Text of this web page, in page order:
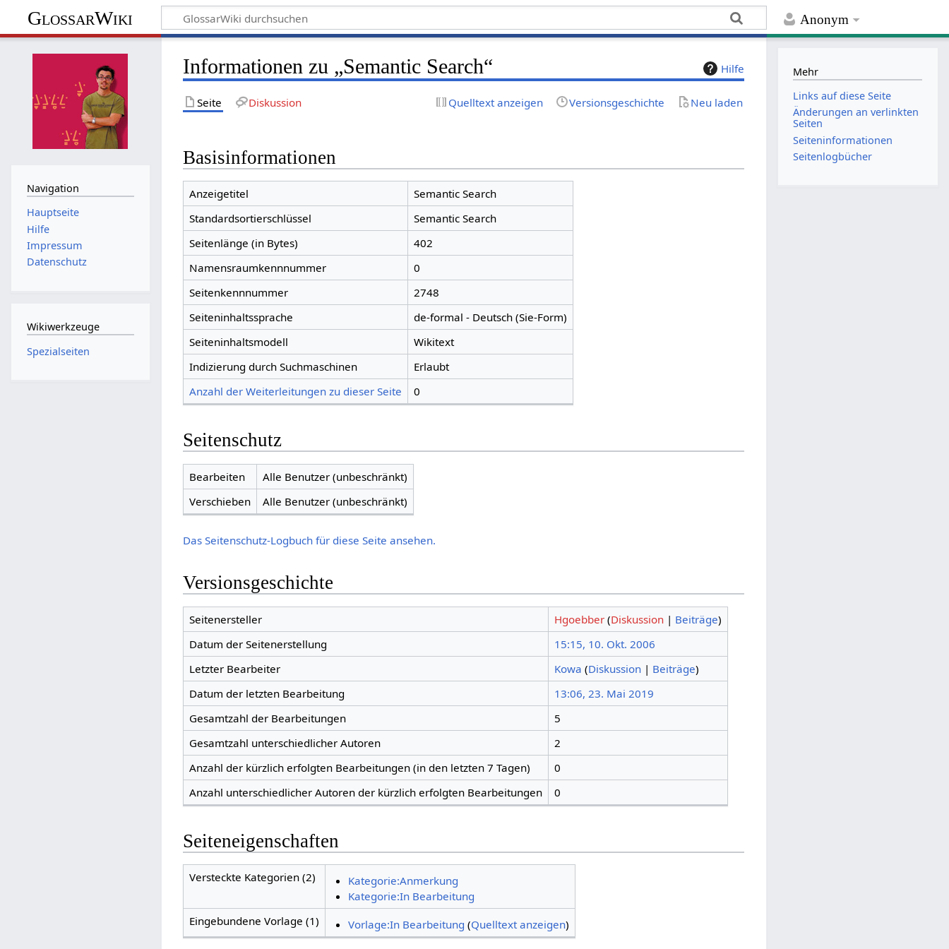
Anonym
GlossarWiki
Hilfe
Informationen zu „Semantic Search“
Seite Diskussion Quelltext anzeigen Versionsgeschichte Neu laden
Basisinformationen
Anzeigetitel
Semantic Search
Standardsortierschlüssel
Semantic Search
Seitenlänge (in Bytes)
402
Namensraumkennnummer
0
Seitenkennnummer
2748
Seiteninhaltssprache
de-formal - Deutsch (Sie-Form)
Seiteninhaltsmodell
Wikitext
Indizierung durch Suchmaschinen
Erlaubt
Anzahl der Weiterleitungen zu dieser Seite
0
Seitenschutz
Bearbeiten
Alle Benutzer (unbeschränkt)
Verschieben
Alle Benutzer (unbeschränkt)
Das Seitenschutz-Logbuch für diese Seite ansehen.
Versionsgeschichte
Seitenersteller Hgoebber (Diskussion| Beiträge)
Datum der Seitenerstellung
15:15, 10. Okt. 2006
Letzter Bearbeiter
Kowa (Diskussion| Beiträge)
Datum der letzten Bearbeitung
13:06, 23. Mai 2019
Gesamtzahl der Bearbeitungen
5
Gesamtzahl unterschiedlicher Autoren
2
Anzahl der kürzlich erfolgten Bearbeitungen (in den letzten 7 Tagen)
0
Anzahl unterschiedlicher Autoren der kürzlich erfolgten Bearbeitungen
0
Seiteneigenschaften
Versteckte Kategorien (2)
Kategorie:Anmerkung
Kategorie:In Bearbeitung
Eingebundene Vorlage (1)
Vorlage:In Bearbeitung (Quelltext anzeigen)
Navigation
Hauptseite
Hilfe
Impressum
Datenschutz
Wikiwerkzeuge
Spezialseiten
Mehr
Links auf diese Seite
Änderungen an verlinkten
Seiten
Seiten­­informationen
Seitenlogbücher